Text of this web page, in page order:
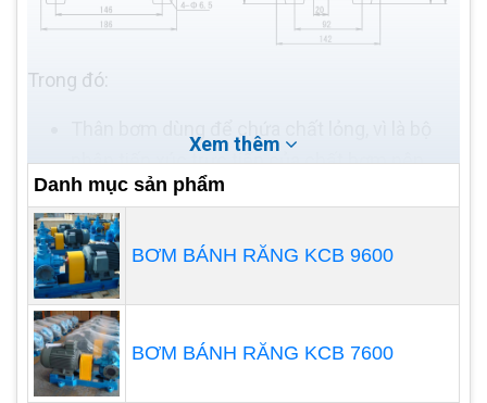
Trong đó:
phận tiếp xúc trực tiếp của chất bơm nên
buồng bơm phải được chế tạo từ vật liệu phù
hợp với chất bơm.
Cổng kết nối với ống dẫn chất lỏng có hai
cổng hút và xả có thể xoay chuyển được 180
độ và hoạt động rất tích cực.
Màng bơm sẽ được thiết kế đặc biệt chống
lại những đặc tính ăn mòn của hóa chất. Đây
Xem thêm
Danh mục sản phẩm
BƠM BÁNH RĂNG KCB 9600
BƠM BÁNH RĂNG KCB 7600